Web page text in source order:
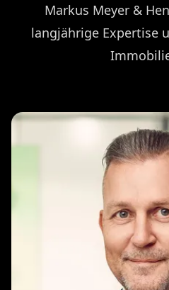
Markus Meyer &
langjährige Expertise